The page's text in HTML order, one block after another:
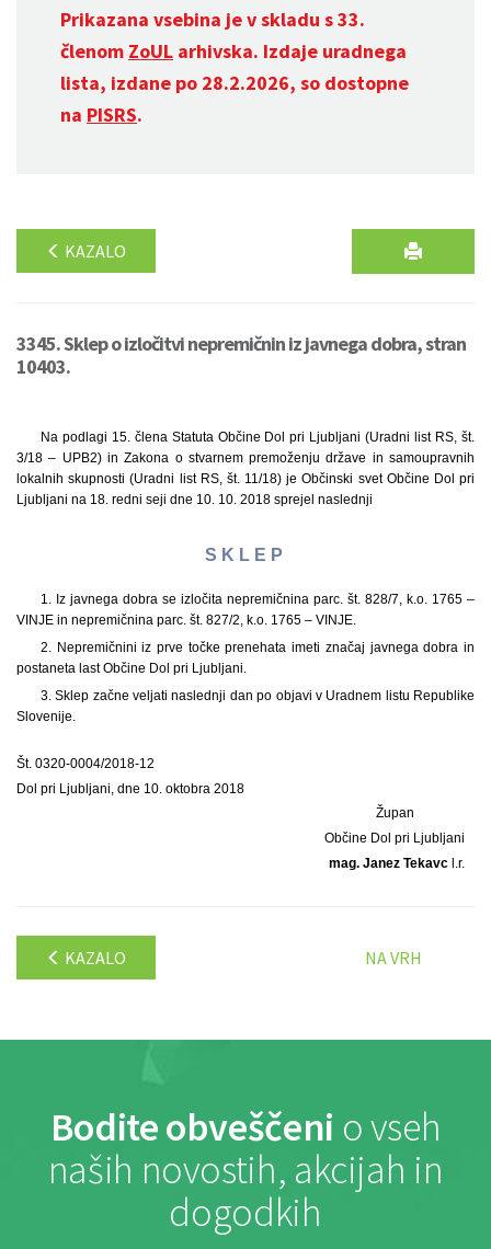
Prikazana vsebina je v skladu s 33.
členom ZoUL arhivska. Izdaje uradnega
lista, izdane po 28.2.2026, so dostopne
na PISRS.
KAZALO
3345. Sklep o izločitvi nepremičnin iz javnega dobra, stran
10403.
Na podlagi 15. člena Statuta Občine Dol pri Ljubljani (Uradni list RS, št.
3/18 – UPB2) in Zakona o stvarnem premoženju države in samoupravnih
lokalnih skupnosti (Uradni list RS, št. 11/18) je Občinski svet Občine Dol pri
Ljubljani na 18. redni seji dne 10. 10. 2018 sprejel naslednji
S K L E P
1. Iz javnega dobra se izločita nepremičnina parc. št. 828/7, k.o. 1765 –
VINJE in nepremičnina parc. št. 827/2, k.o. 1765 – VINJE.
2. Nepremičnini iz prve točke prenehata imeti značaj javnega dobra in
postaneta last Občine Dol pri Ljubljani.
3. Sklep začne veljati naslednji dan po objavi v Uradnem listu Republike
Slovenije.
Št. 0320-0004/2018-12
Dol pri Ljubljani, dne 10. oktobra 2018
Župan
Občine Dol pri Ljubljani
mag. Janez Tekavcl.r.
KAZALO NA VRH
Bodite obveščeni o vseh
naših novostih, akcijah in
dogodkih